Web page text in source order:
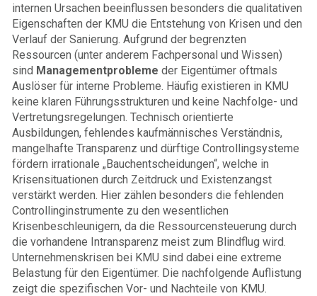
internen Ursachen beeinflussen besonders die qualitativen
Eigenschaften der KMU die Entstehung von Krisen und den
Verlauf der Sanierung. Aufgrund der begrenzten
Ressourcen (unter anderem Fachpersonal und Wissen)
sind Managementprobleme der Eigentümer oftmals
Auslöser für interne Probleme. Häufig existieren in KMU
keine klaren Führungsstrukturen und keine Nachfolge- und
Vertretungsregelungen. Technisch orientierte
Ausbildungen, fehlendes kaufmännisches Verständnis,
mangelhafte Transparenz und dürftige Controllingsysteme
fördern irrationale „Bauchentscheidungen“, welche in
Krisensituationen durch Zeitdruck und Existenzangst
verstärkt werden. Hier zählen besonders die fehlenden
Controllinginstrumente zu den wesentlichen
Krisenbeschleunigern, da die Ressourcensteuerung durch
die vorhandene Intransparenz meist zum Blindflug wird.
Unternehmenskrisen bei KMU sind dabei eine extreme
Belastung für den Eigentümer. Die nachfolgende Auflistung
zeigt die spezifischen Vor- und Nachteile von KMU.